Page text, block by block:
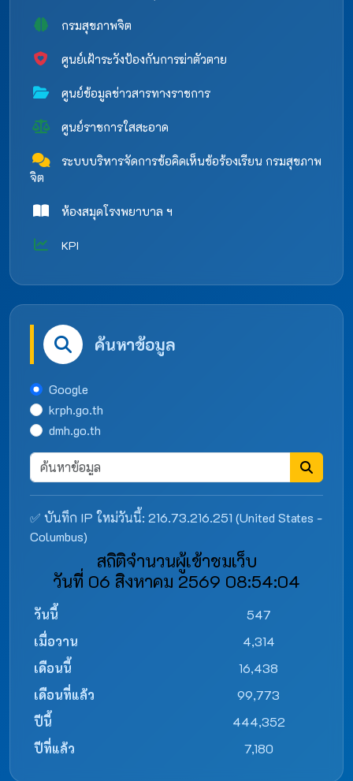
กรมสุขภาพจิต
ศูนย์เฝ้าระวังป้องกันการฆ่าตัวตาย
ศูนย์ข้อมูลข่าวสารทางราชการ
ศูนย์ราชการใสสะอาด
ระบบบริหารจัดการข้อคิดเห็นข้อร้องเรียน กรมสุขภาพ
จิต
ห้องสมุดโรงพยาบาล ฯ
KPI
ค้นหาข้อมูล
Google
krph.go.th
dmh.go.th
✅ บันทึก IP ใหม่วันนี้: 216.73.216.251 (United States -
Columbus)
สถิติจำนวนผู้เข้าชมเว็บ
วันที่ 06 สิงหาคม 2569 08:54:04
วันนี้
547
เมื่อวาน
4,314
เดือนนี้
16,438
เดือนที่แล้ว
99,773
ปีนี้
444,352
ปีที่แล้ว
7,180